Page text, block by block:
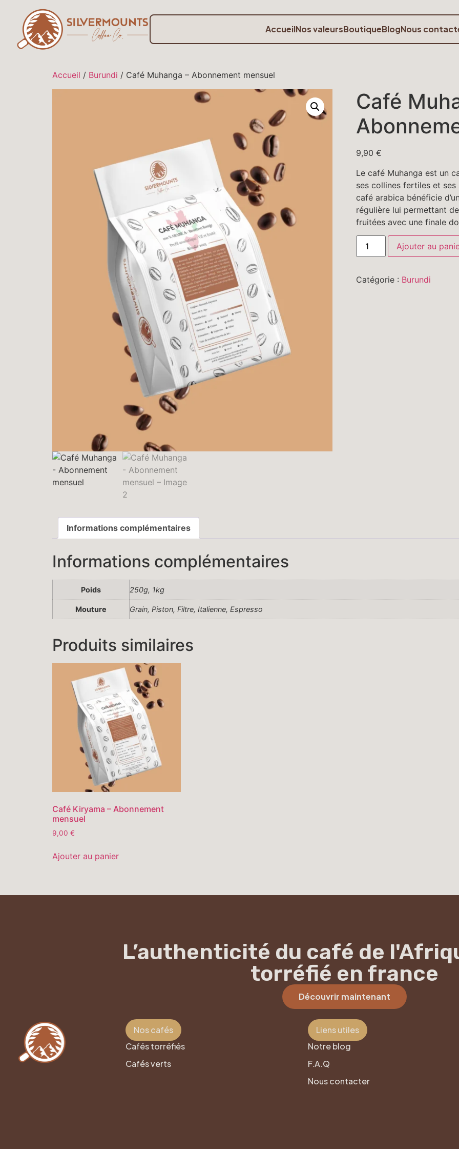
AccueilNos valeursBoutiqueBlogNous
Accueil / Burundi / Café Muhanga – Abonnement mensuel
Café
9,90 €
Le café Muhanga est un
ses collines fertiles et
café arabica bénéficie
régulière lui permettant
fruitées avec une finale
Ajouter au
Catégorie : Burundi
Informations complémentaires
Informations complémentaires
Poids 250g, 1kg
Mouture Grain, Piston, Filtre, Italienne, Espresso
Produits similaires
Café Kiryama – Abonnement
mensuel
9,00 €
Ajouter au panier
L’authenticité du café de
torréfié en france
Découvrir maintenant
Nos cafés
Cafés torréfiés
Cafés verts
Liens utiles
Notre blog
F.A.Q
Nous contacter